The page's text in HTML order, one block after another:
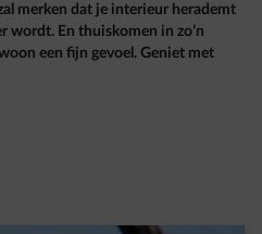
merken dat je interieur herademt
wordt. En thuiskomen in zo’n
een fijn gevoel. Geniet met